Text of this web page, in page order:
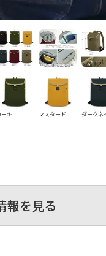
ーキ マスタード
ダークネ
ー
報を見る